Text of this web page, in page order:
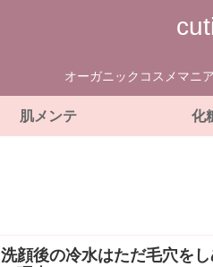
オーガニックコスメマニ
肌メンテ 化
洗顔後の冷水はただ毛穴を